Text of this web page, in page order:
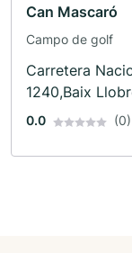
Can Mascaró
Campo de golf
Carretera
1240,Baix
0.0 (0)